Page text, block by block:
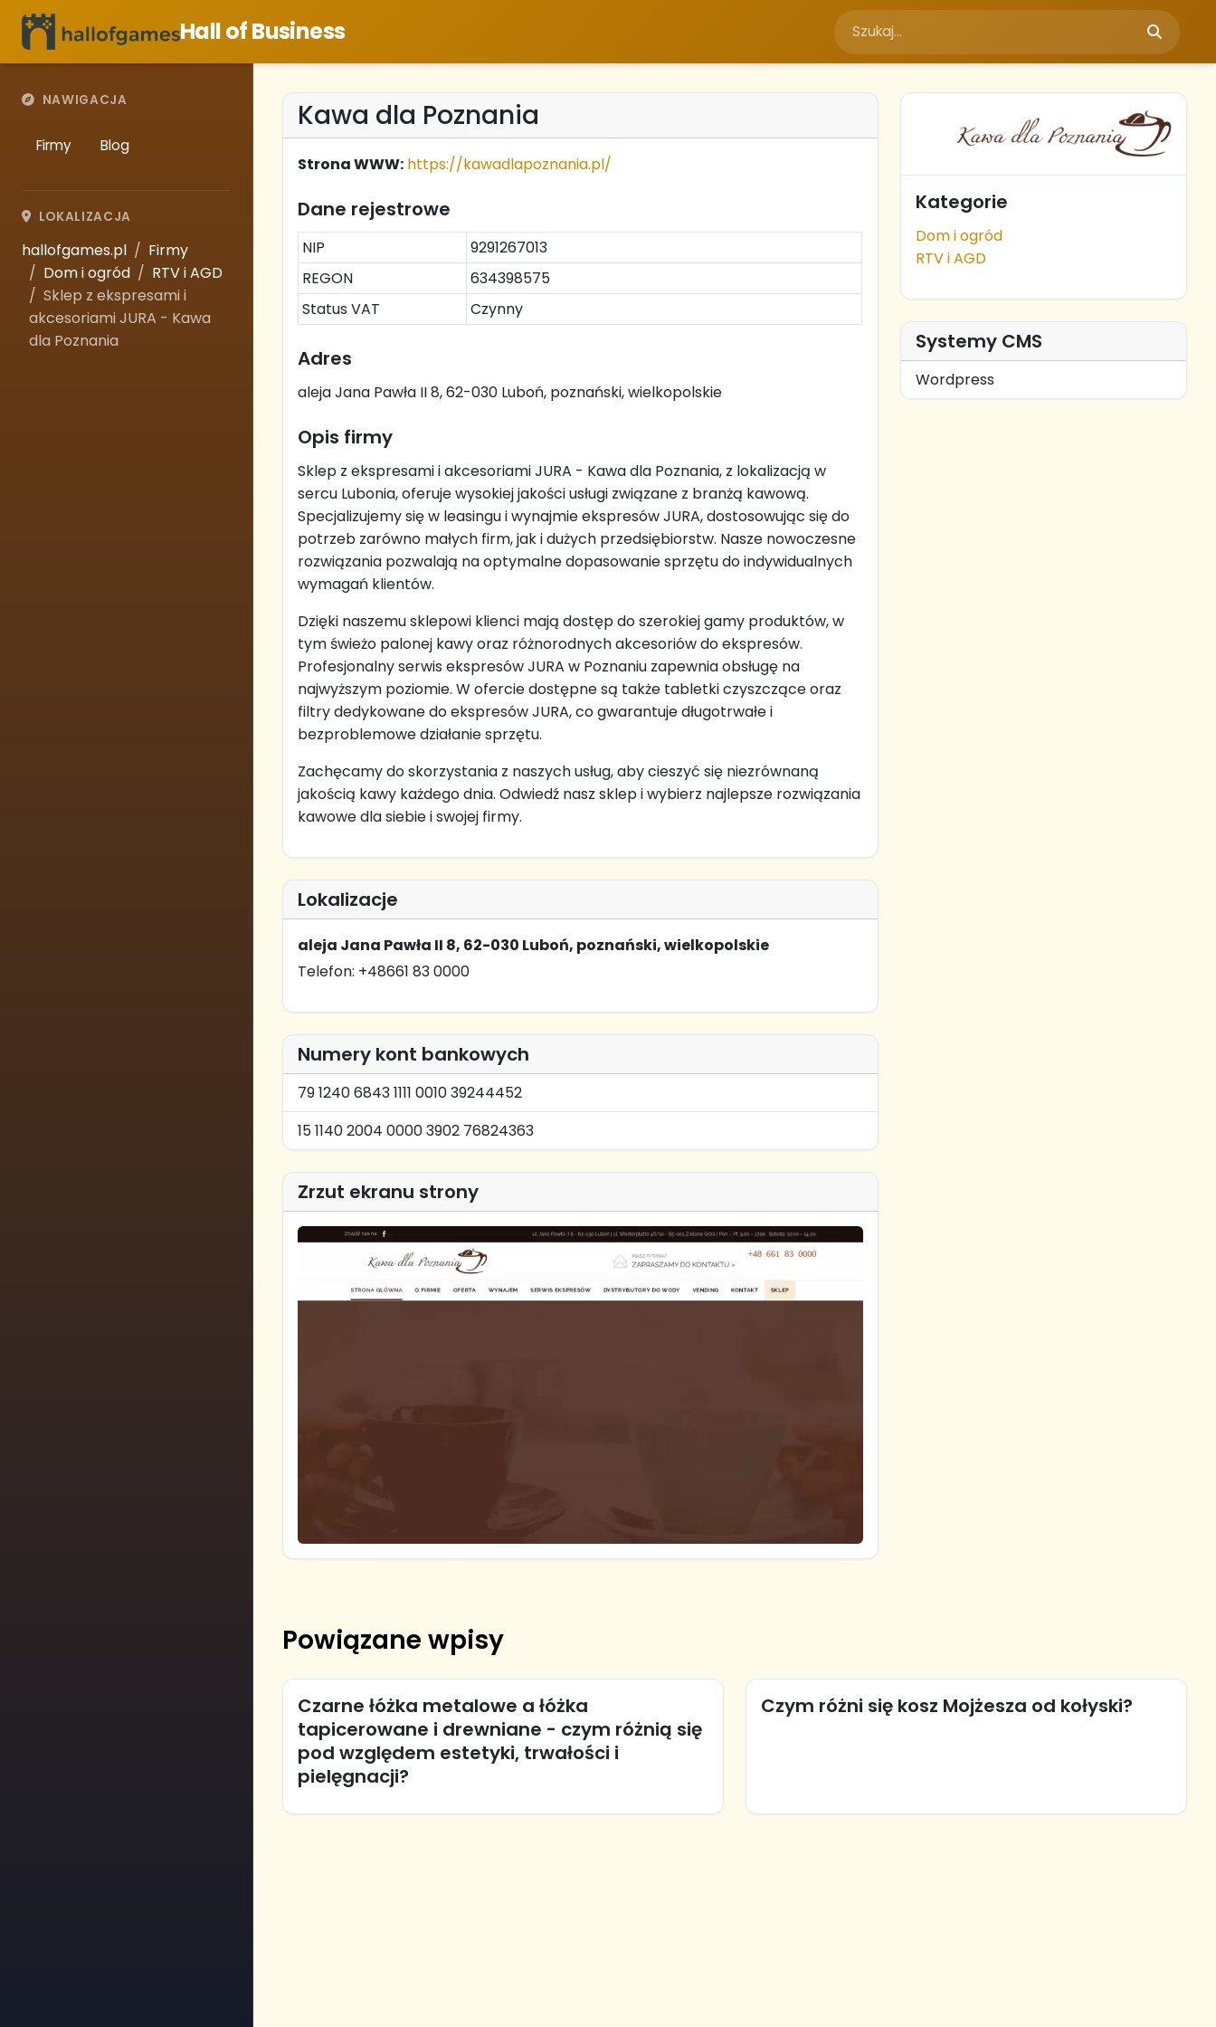
Hall of Business
NAWIGACJA
Firmy Blog
LOKALIZACJA
hallofgames.pl
Firmy
Dom i ogród
RTV i AGD
Sklep z ekspresami i
akcesoriami JURA - Kawa
dla Poznania
Kawa dla Poznania
Strona WWW: https://kawadlapoznania.pl/
Dane rejestrowe
NIP
9291267013
REGON
634398575
Status VAT
Czynny
Adres
aleja Jana Pawła II 8, 62-030 Luboń, poznański, wielkopolskie
Opis firmy
Sklep z ekspresami i akcesoriami JURA - Kawa dla Poznania, z lokalizacją w
sercu Lubonia, oferuje wysokiej jakości usługi związane z branżą kawową.
Specjalizujemy się w leasingu i wynajmie ekspresów JURA, dostosowując się do
potrzeb zarówno małych firm, jak i dużych przedsiębiorstw. Nasze nowoczesne
rozwiązania pozwalają na optymalne dopasowanie sprzętu do indywidualnych
wymagań klientów.
Dzięki naszemu sklepowi klienci mają dostęp do szerokiej gamy produktów, w
tym świeżo palonej kawy oraz różnorodnych akcesoriów do ekspresów.
Profesjonalny serwis ekspresów JURA w Poznaniu zapewnia obsługę na
najwyższym poziomie. W ofercie dostępne są także tabletki czyszczące oraz
filtry dedykowane do ekspresów JURA, co gwarantuje długotrwałe i
bezproblemowe działanie sprzętu.
Zachęcamy do skorzystania z naszych usług, aby cieszyć się niezrównaną
jakością kawy każdego dnia. Odwiedź nasz sklep i wybierz najlepsze rozwiązania
kawowe dla siebie i swojej firmy.
Lokalizacje
aleja Jana Pawła II 8, 62-030 Luboń, poznański, wielkopolskie
Telefon: +48661 83 0000
Numery kont bankowych
79 1240 6843 1111 0010 39244452
15 1140 2004 0000 3902 76824363
Zrzut ekranu strony
Kategorie
Dom i ogród
RTV i AGD
Systemy CMS
Wordpress
Powiązane wpisy
Czarne łóżka metalowe a łóżka
tapicerowane i drewniane - czym różnią się
pod względem estetyki, trwałości i
pielęgnacji?
Czym różni się kosz Mojżesza od kołyski?